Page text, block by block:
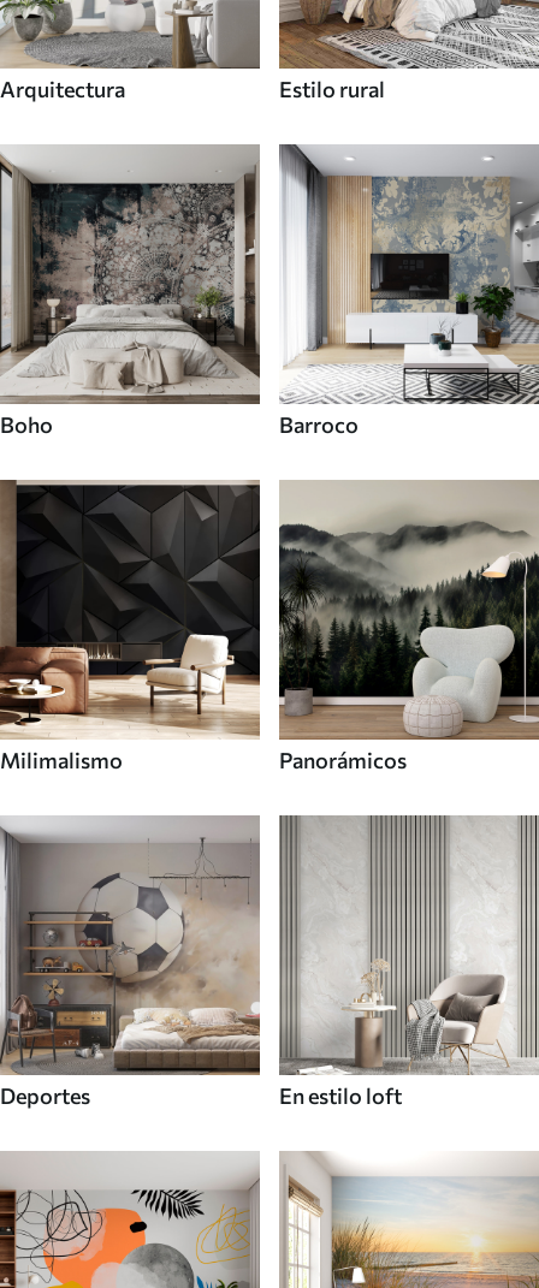
Arquitectura Estilo rural
Boho Barroco
Milimalismo Panorámicos
Deportes En estilo loft